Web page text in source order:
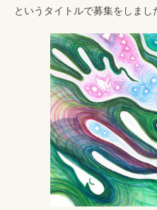
というタイトルで募集をしまし